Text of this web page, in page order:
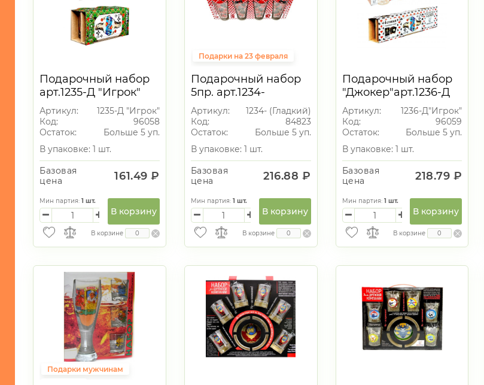
БЫТОВАЯ
ТЕХНИКА
ИГРУШКИ
СУВЕНИРЫ
ХОЗЯЙСТВЕННЫЕ
УНИКАЛЬНЫЕ
ТОВАРЫ
ГАЛАНТЕРЕЯ
ТЕКСТИЛЬ
ОСВЕЩЕНИЕ
МОРСКАЯ
Подарочный набор
арт.1235-Д "Игрок"
(стопки 2+колода
карт)
Артикул:
1235-Д "Игрок"
Код:
96058
Остаток:
Больше 5 уп.
В упаковке: 1 шт.
Базовая
цена
161.49 ₽
Мин партия: 1 шт.
В корзину
В корзине
Подарки на 23 февраля
Подарочный набор
5пр. арт.1234-
(Гладкий) (4 стакана
+ колода карт)
Артикул:
1234- (Гладкий)
Код:
84823
Остаток:
Больше 5 уп.
В упаковке: 1 шт.
Базовая
цена
216.88 ₽
Мин партия: 1 шт.
В корзину
В корзине
Подарочный набор
"Джокер"арт.1236-Д
"Игрок" (4 стопки
1022+колода карт)
Артикул:
1236-Д"Игрок"
Код:
96059
Остаток:
Больше 5 уп.
В упаковке: 1 шт.
Базовая
цена
218.79 ₽
Мин партия: 1 шт.
В корзину
В корзине
Подарки мужчинам